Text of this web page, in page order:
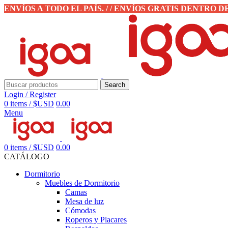
ENVÍOS A TODO EL PAÍS. / / ENVÍOS GRATIS DENTRO
Search
Login / Register
0 items / $USD 0.00
Menu
0 items / $USD 0.00
CATÁLOGO
Dormitorio
Muebles de Dormitorio
Camas
Mesa de luz
Cómodas
Roperos y Placares